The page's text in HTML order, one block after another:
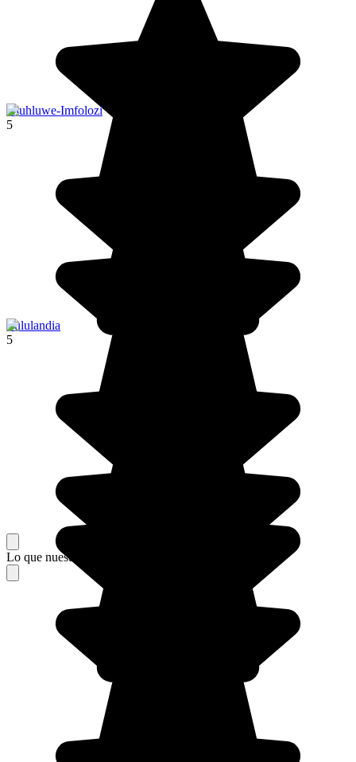
Hluhluwe-Imfolozi
5
Zululandia
5
Lo que nuestros viajeros piensan de su estancia